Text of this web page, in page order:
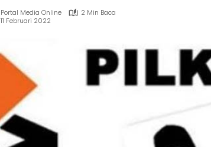
Portal Media Online
2 Min Baca
11 Februari 2022